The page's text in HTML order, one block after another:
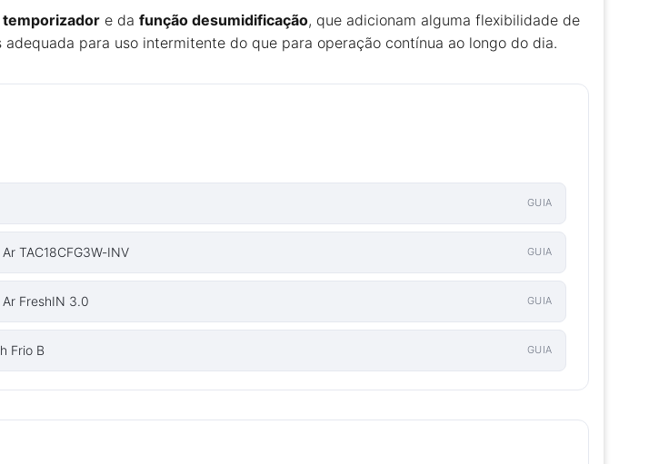
temporizador e da função desumidificação, que adicionam alguma flexibilidade de
para uso intermitente do que para operação contínua ao longo do dia.
GUIA
TAC18CFG3W-INV GUIA
FreshIN 3.0 GUIA
Frio B GUIA